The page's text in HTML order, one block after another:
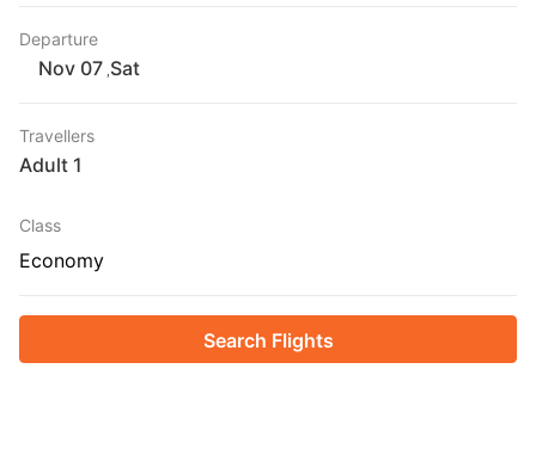
Departure
Sat
Travellers
1 Adult
Class
Economy